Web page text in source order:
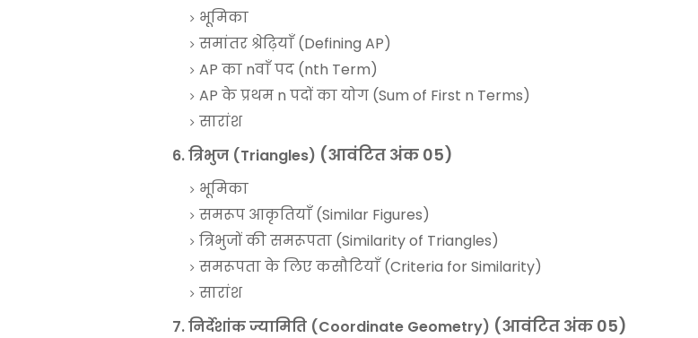
भूमिका
समांतर श्रेढ़ियाँ (Defining AP)
AP का nवाँ पद (nth Term)
AP के प्रथम n पदों का योग (Sum of First n Terms)
सारांश
6. त्रिभुज (Triangles) (आवंटित अंक 05)
भूमिका
समरूप आकृतियाँ (Similar Figures)
त्रिभुजों की समरूपता (Similarity of Triangles)
समरूपता के लिए कसौटियाँ (Criteria for Similarity)
सारांश
7. निर्देशांक ज्यामिति (Coordinate Geometry) (आवंटित अंक 05)